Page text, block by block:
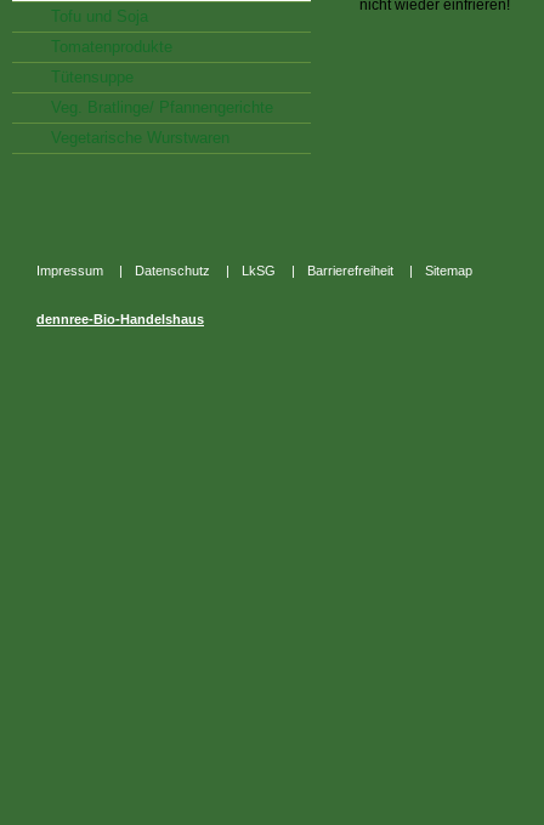
Tofu und Soja
Tomatenprodukte
Tütensuppe
Veg. Bratlinge/ Pfannengerichte
Vegetarische Wurstwaren
nicht wieder einfrieren!
Impressum | Datenschutz | LkSG | Barrierefreiheit | Sitemap
dennree-Bio-Handelshaus